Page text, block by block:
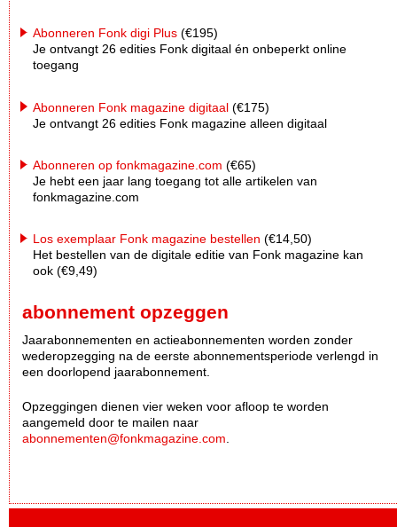
Abonneren Fonk digi Plus (€195)
Je ontvangt 26 edities Fonk digitaal én onbeperkt online
toegang
Abonneren Fonk magazine digitaal (€175)
Je ontvangt 26 edities Fonk magazine alleen digitaal
Abonneren op fonkmagazine.com (€65)
Je hebt een jaar lang toegang tot alle artikelen van
fonkmagazine.com
Los exemplaar Fonk magazine bestellen (€14,50)
Het bestellen van de digitale editie van Fonk magazine kan
ook (€9,49)
abonnement opzeggen
Jaarabonnementen en actieabonnementen worden zonder
wederopzegging na de eerste abonnementsperiode verlengd in
een doorlopend jaarabonnement.
Opzeggingen dienen vier weken voor afloop te worden
aangemeld door te mailen naar
abonnementen@fonkmagazine.com